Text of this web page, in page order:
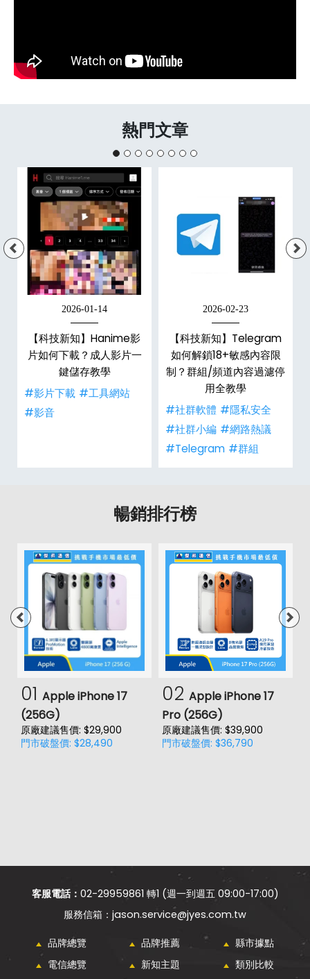
熱門文章
2026-01-14
【科技新知】Hanime影
片如何下載？成人影片一
鍵儲存教學
#影片下載 #工具網站
#影音
2026-02-23
【科技新知】Telegram
如何解鎖18+敏感內容限
制？群組/頻道內容過濾停
用全教學
#社群軟體 #隱私安全
#社群小編 #網路熱議
#Telegram #群組
暢銷排行榜
01 Apple iPhone 17
(256G)
原廠建議售價: $29,900
門市破盤價: $28,490
02 Apple iPhone 17
Pro (256G)
原廠建議售價: $39,900
門市破盤價: $36,790
客服電話： 02-29959861 轉1 (週一到週五 09:00-17:00)
jason.service@jyes.com.tw
品牌總覽 品牌推薦
縣市據點
電信總覽
新知主題
類別比較